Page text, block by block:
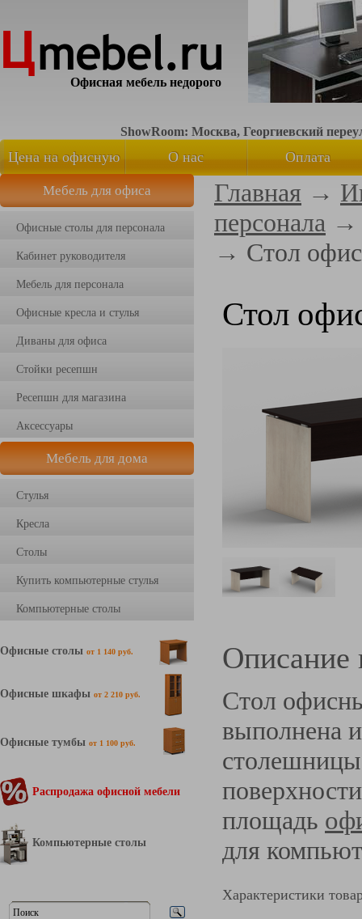
Офисная мебель недорого
ShowRoom: Москва, Георгиевский
Цена на офисную
мебель
О нас Оплата
Мебель для офиса
Офисные столы для персонала
Кабинет руководителя
Мебель для персонала
Офисные кресла и стулья
Диваны для офиса
Стойки ресепшн
Ресепшн для магазина
Аксессуары
Мебель для дома
Стулья
Кресла
Столы
Купить компьютерные стулья
Компьютерные столы
Офисные столы от 1 140 руб.
Офисные шкафы от 2 210 руб.
Офисные тумбы от 1 100 руб.
Распродажа офисной мебели
Компьютерные столы
Главная →
персонала
→ Стол
Стол
Описание
Стол
выполнена
площадь
для
Характеристики